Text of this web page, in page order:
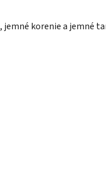
jemné korenie a jemné